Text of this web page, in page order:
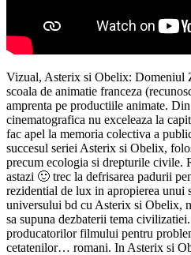
Vizual, Asterix si Obelix: Domeniul
scoala de animatie franceza
amprenta pe productiile animate.
cinematografica nu exceleaza la
fac apel la memoria colectiva a
succesul seriei Asterix si Obelix,
precum ecologia si drepturile civile.
astazi 🙂 trec la defrisarea padurii
rezidential de lux in apropierea unui
universului bd cu Asterix si Obelix,
sa supuna dezbaterii tema
producatorilor filmului pentru
cetatenilor… romani. In Asterix si